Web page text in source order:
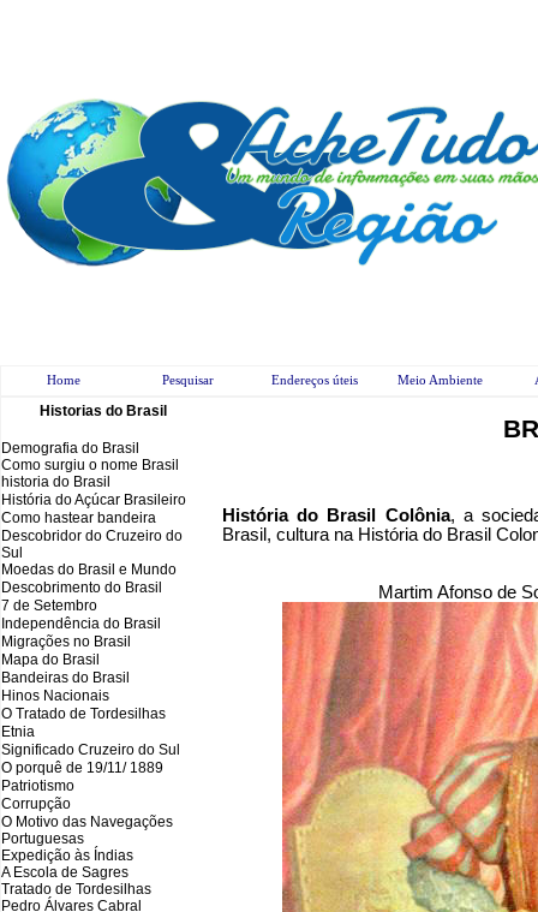
Home Pesquisar Endereços úteis Meio Ambiente
Historias do Brasil
Demografia do Brasil
Como surgiu o nome Brasil
historia do Brasil
História do Açúcar Brasileiro
Como hastear bandeira
Descobridor do Cruzeiro do
Sul
Moedas do Brasil e Mundo
Descobrimento do Brasil
7 de Setembro
Independência do Brasil
Migrações no Brasil
Mapa do Brasil
Bandeiras do Brasil
Hinos Nacionais
O Tratado de Tordesilhas
Etnia
Significado Cruzeiro do Sul
O porquê de 19/11/ 1889
Patriotismo
Corrupção
O Motivo das Navegações
Portuguesas
Expedição às Índias
A Escola de Sagres
Tratado de Tordesilhas
Pedro Álvares Cabral
História do Brasil Colônia, a
Brasil, cultura na História do Brasil
Martim Afonso de